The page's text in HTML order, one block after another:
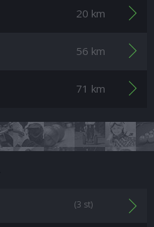
20 km
56 km
71 km
(3 st)